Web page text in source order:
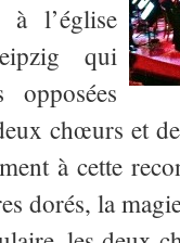
l’église
qui
chœurs et
à cette
dorés, la